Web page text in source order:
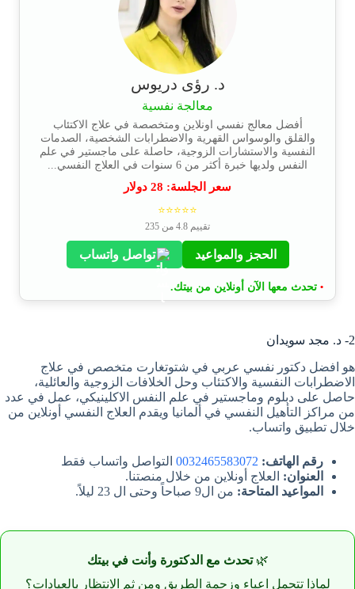
د. رؤى دريوس
معالجة نفسية
أفضل معالج نفسي اونلاين ومتخصصة في علاج الاكتئاب
والقلق والوسواس القهرية والاضطرابات الشخصية، الصدمات
النفسية والاستشارات الزوجية، حاصلة على ماجستير في علم
النفس ولديها خبرة أكثر من 6 سنوات في العلاج النفسي...
سعر الجلسة: 28 دولار
⭐⭐⭐⭐⭐
تقييم 4.8 من 235
الحجز والمواعيد تواصل واتساب
• تحدث معها الآن أونلاين من بيتك.
2- د. مجد سويدان
هو افضل دكتور نفسي عربي في شتوتغارت متخصص في علاج
الاضطرابات النفسية والاكتئاب وحل الخلافات الزوجية والعائلية،
حاصل على دبلوم وماجستير في علم النفس الاكلينيكي، عمل في عدد
من مراكز التأهيل النفسي في ألمانيا ويقدم العلاج النفسي أونلاين من
خلال تطبيق واتساب.
رقم الهاتف: 0032465583072 التواصل واتساب فقط
العنوان: العلاج أونلاين من خلال منصتنا.
المواعيد المتاحة: من ال9 صباحاً وحتى ال 23 ليلاً.
🌿تحدث مع الدكتورة وأنت في بيتك
لماذا تتحمل اعباء وزحمة الطريق ومن ثم الانتظار بالعيادات؟